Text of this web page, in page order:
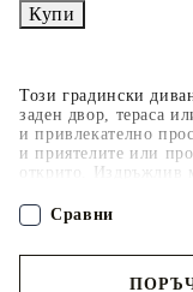
Този градински
заден двор, тераса
и привлекателно
и приятелите или
открито. Издръжлив
поддръжка, който
лесен за почистване
Всяка градинска
Сравни